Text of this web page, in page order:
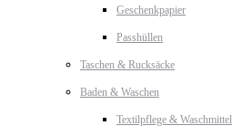
Geschenkpapier
Passhüllen
Taschen & Rucksäcke
Baden & Waschen
Textilpflege & Waschmittel